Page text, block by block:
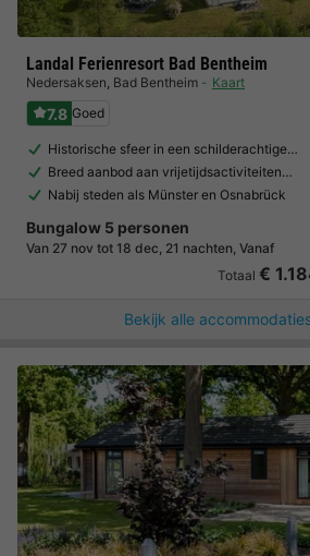
Landal Ferienresort Bad Bentheim
Nedersaksen, Bad Bentheim Kaart
7.8 Goed
Historische sfeer in een schilderachtige…
Breed aanbod aan vrijetijdsactiviteiten…
Nabij steden als Münster en Osnabrück
Bungalow 5 personen
Van 27 nov tot 18 dec, 21 nachten, Vanaf
Totaal €
Bekijk alle